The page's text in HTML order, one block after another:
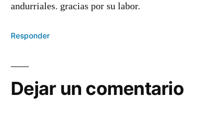
andurriales. gracias por su labor.
Responder
Dejar un comentario